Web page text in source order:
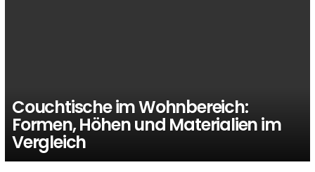
Couchtische im Wohnbereich:
Formen, Höhen und Materialien im
Vergleich